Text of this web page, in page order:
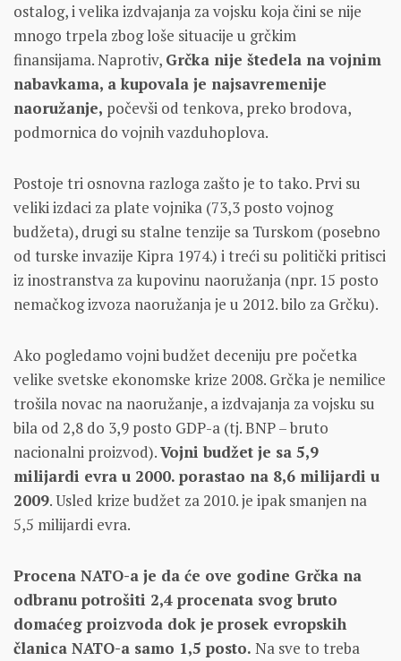
ostalog, i velika izdvajanja za vojsku koja čini se nije
mnogo trpela zbog loše situacije u grčkim
finansijama. Naprotiv, Grčka nije štedela na vojnim
nabavkama, a kupovala je najsavremenije
naoružanje, počevši od tenkova, preko brodova,
podmornica do vojnih vazduhoplova.
Postoje tri osnovna razloga zašto je to tako. Prvi su
veliki izdaci za plate vojnika (73,3 posto vojnog
budžeta), drugi su stalne tenzije sa Turskom (posebno
od turske invazije Kipra 1974.) i treći su politički pritisci
iz inostranstva za kupovinu naoružanja (npr. 15 posto
nemačkog izvoza naoružanja je u 2012. bilo za Grčku).
Ako pogledamo vojni budžet deceniju pre početka
velike svetske ekonomske krize 2008. Grčka je nemilice
trošila novac na naoružanje, a izdvajanja za vojsku su
bila od 2,8 do 3,9 posto GDP-a (tj. BNP – bruto
nacionalni proizvod).Vojni budžet je sa 5,9
milijardi evra u 2000. porastao na 8,6 milijardi u
2009. Usled krize budžet za 2010. je ipak smanjen na
5,5 milijardi evra.
Procena NATO-a je da će ove godine Grčka na
odbranu potrošiti 2,4 procenata svog bruto
domaćeg proizvoda dok je prosek evropskih
članica NATO-a samo 1,5 posto. Na sve to treba